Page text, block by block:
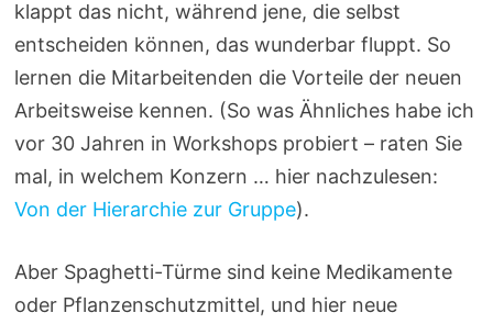
klappt das nicht, während jene, die selbst
entscheiden können, das wunderbar fluppt. So
lernen die Mitarbeitenden die Vorteile der neuen
Arbeitsweise kennen. (So was Ähnliches habe ich
vor 30 Jahren in Workshops probiert – raten Sie
mal, in welchem Konzern … hier nachzulesen:
Von der Hierarchie zur Gruppe).
Aber Spaghetti-Türme sind keine Medikamente
oder Pflanzenschutzmittel, und hier neue